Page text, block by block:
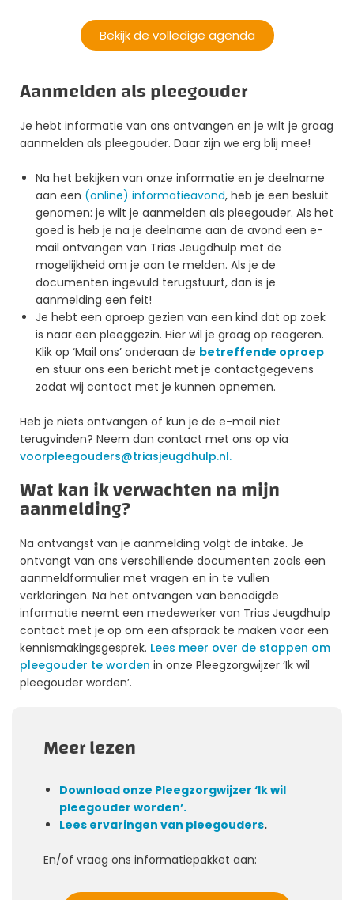
Bekijk de volledige agenda
Aanmelden als pleegouder
Je hebt informatie van ons ontvangen en je wilt je graag
aanmelden als pleegouder. Daar zijn we erg blij mee!
Na het bekijken van onze informatie en je deelname
aan een (online) informatieavond, heb je een besluit
genomen: je wilt je aanmelden als pleegouder. Als het
goed is heb je na je deelname aan de avond een e-
mail ontvangen van Trias Jeugdhulp met de
mogelijkheid om je aan te melden. Als je de
documenten ingevuld terugstuurt, dan is je
aanmelding een feit!
Je hebt een oproep gezien van een kind dat op zoek
is naar een pleeggezin. Hier wil je graag op reageren.
Klik op ‘Mail ons’ onderaan de betreffende oproep
en stuur ons een bericht met je contactgegevens
zodat wij contact met je kunnen opnemen.
Heb je niets ontvangen of kun je de e-mail niet
terugvinden? Neem dan contact met ons op via
voorpleegouders@triasjeugdhulp.nl.
Wat kan ik verwachten na mijn
aanmelding?
Na ontvangst van je aanmelding volgt de intake. Je
ontvangt van ons verschillende documenten zoals een
aanmeldformulier met vragen en in te vullen
verklaringen. Na het ontvangen van benodigde
informatie neemt een medewerker van Trias Jeugdhulp
contact met je op om een afspraak te maken voor een
kennismakingsgesprek. Lees meer over de stappen om
pleegouder te worden in onze Pleegzorgwijzer ‘Ik wil
pleegouder worden’.
Meer lezen
Download onze Pleegzorgwijzer ‘Ik wil
pleegouder worden’.
Lees ervaringen van pleegouders.
En/of vraag ons informatiepakket aan: